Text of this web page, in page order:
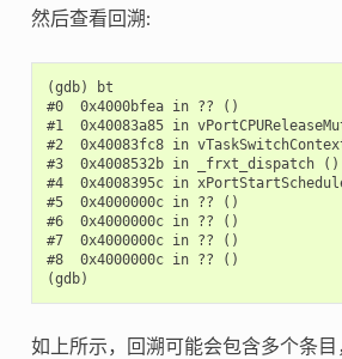
然后查看回溯:
(gdb) bt
#0  0x4000bfea in ?? ()
#1  0x40083a85 in
#2  0x40083fc8 in
#3  0x4008532b in _frxt_dispatch ()
#4  0x4008395c in
#5  0x4000000c in ?? ()
#6  0x4000000c in ?? ()
#7  0x4000000c in ?? ()
#8  0x4000000c in ?? ()
如上所示，回溯可能会包含多个条目